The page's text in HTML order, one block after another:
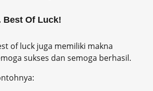
Best Of Luck!
of luck juga memiliki makna
sukses dan semoga berhasil.